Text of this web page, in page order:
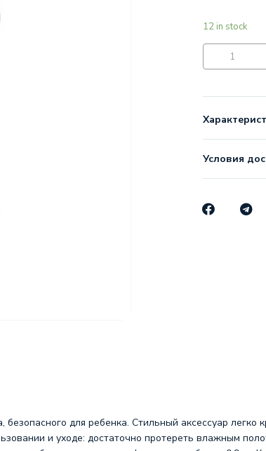
12 in stock
Условия
безопасного для ребенка. Стильный аксессуар
и уходе: достаточно протереть влажным